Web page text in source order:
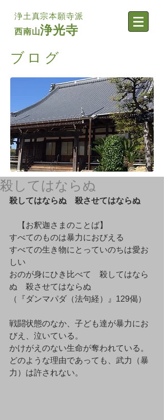
浄土真宗本願寺派
西南山浄光寺
​ブログ
殺してはならぬ
殺してはならぬ　殺させてはならぬ
【お釈迦さまのことば】
すべてのものは暴力におびえる
すべての生き物にとっていのちは愛お
しい
おのが身にひき比べて　殺してはなら
ぬ　殺させてはならぬ
（『ダンマパダ（法句経）』129偈）
戦闘状態のなか、子ども達が暴力にお
びえ、泣いている。
かけがえのない生命が奪われている。
どのような理由であっても、武力（暴
力）は許されない。